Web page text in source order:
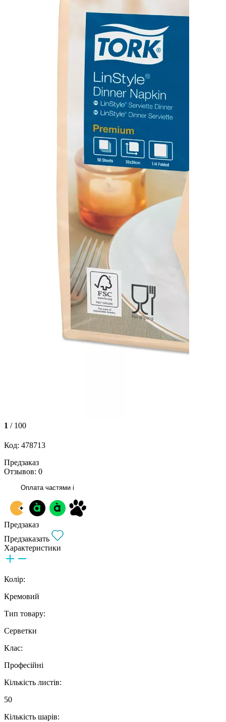
1 / 100
Код: 478713
Предзаказ
Отзывов: 0
Оплата частями i
Предзаказ
Предзаказать
Характеристики
Колір:
Кремовий
Тип товару:
Серветки
Клас:
Професійні
Кількість листів:
50
Кількість шарів: